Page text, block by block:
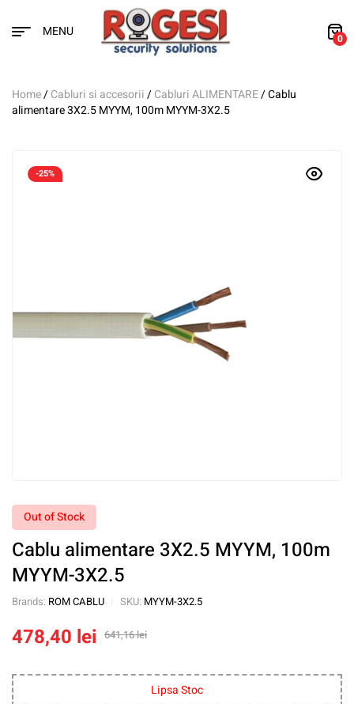
MENU 0
Home/Cabluri si accesorii/Cabluri ALIMENTARE/ Cablu
alimentare 3X2.5 MYYM, 100m MYYM-3X2.5
-25%
Out of Stock
Cablu alimentare 3X2.5 MYYM, 100m
MYYM-3X2.5
Brands: ROM CABLU SKU: MYYM-3X2.5
641,16lei
478,40 lei
Lipsa Stoc